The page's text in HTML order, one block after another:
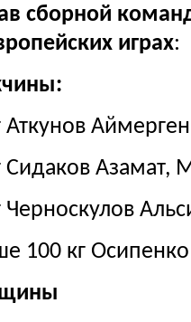
сборной
играх:
Аткунов
Сидаков Азамат,
Черноскулов
100 кг